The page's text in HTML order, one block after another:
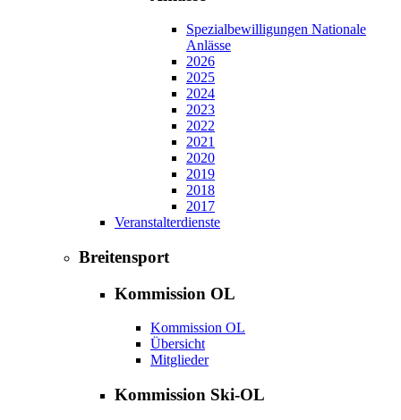
Spezialbewilligungen Nationale
Anlässe
2026
2025
2024
2023
2022
2021
2020
2019
2018
2017
Veranstalterdienste
Breitensport
Kommission OL
Kommission OL
Übersicht
Mitglieder
Kommission Ski-OL